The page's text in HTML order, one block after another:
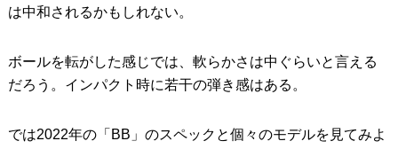
は中和されるかもしれない。
ボールを転がした感じでは、軟らかさは中ぐらいと言える
だろう。インパクト時に若干の弾き感はある。
では2022年の「BB」のスペックと個々のモデルを見てみよ